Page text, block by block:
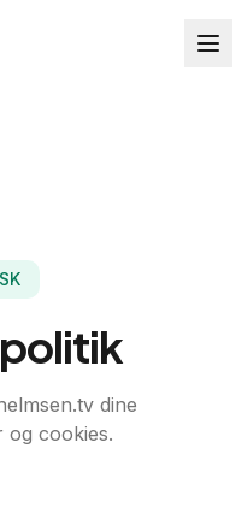
dine
og cookies.